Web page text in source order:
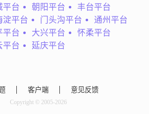
平台 朝阳平台
丰台平台
淀平台 门头沟平台
通州平台
平台 大兴平台
怀柔平台
平台 延庆平台
客户端 意见反馈
Copyright © 2005-2026